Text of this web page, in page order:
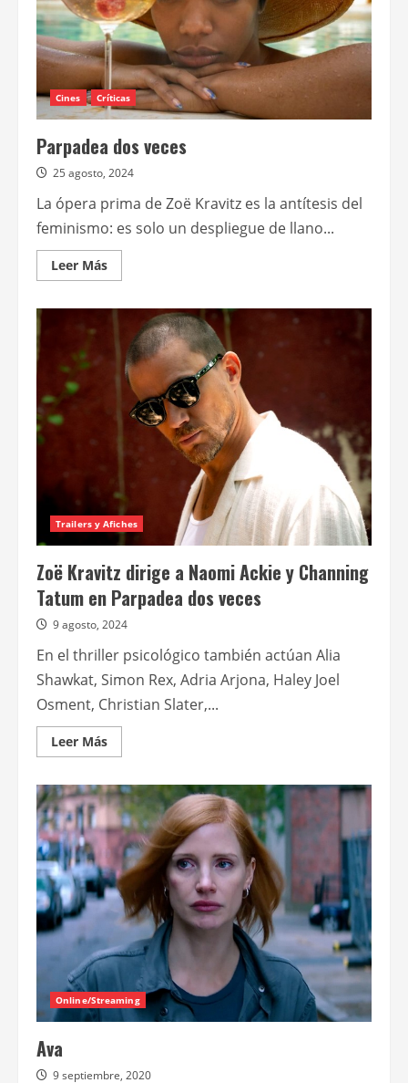
Cines Críticas
Parpadea dos veces
25 agosto, 2024
La ópera prima de Zoë Kravitz es la antítesis del
feminismo: es solo un despliegue de llano...
Leer MásLeer
más
Parpadea
veces
Trailers y Afiches
Zoë Kravitz dirige a Naomi Ackie y Channing
Tatum en Parpadea dos veces
9 agosto, 2024
En el thriller psicológico también actúan Alia
Shawkat, Simon Rex, Adria Arjona, Haley Joel
Osment, Christian Slater,...
Leer MásLeer
más
Zoë
Kravitz
dirige
a
Naomi
Ackie
y
Channing
Tatum
Parpadea
dos
veces
Online/Streaming
Ava
9 septiembre, 2020